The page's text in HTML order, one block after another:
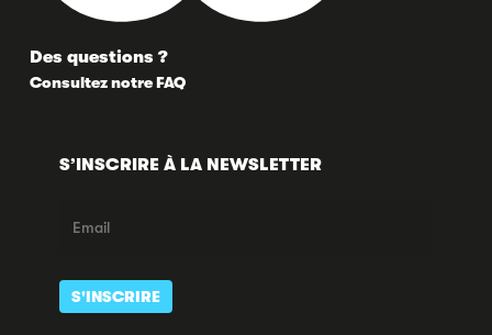
Des questions ?
Consultez notre FAQ
S’INSCRIRE À LA NEWSLETTER